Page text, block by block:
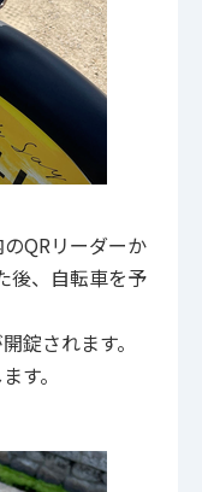
QRリーダーか
後、自転車を予
錠されます。
す。